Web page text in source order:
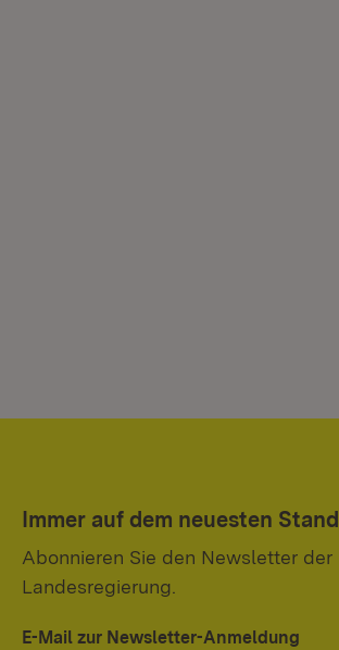
Immer auf dem neuesten Stand
Abonnieren Sie den Newsletter der
Landesregierung.
E-Mail zur Newsletter-Anmeldung